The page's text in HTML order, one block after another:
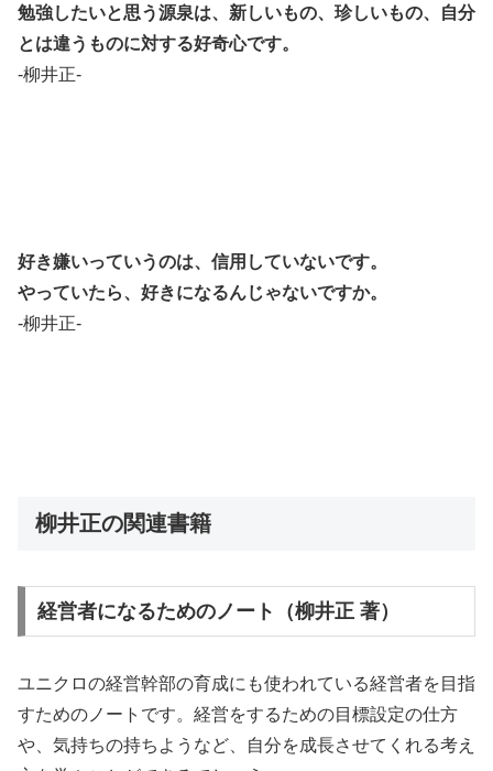
勉強したいと思う源泉は、新しいもの、珍しいもの、自分
とは違うものに対する好奇心です。
-柳井正-
好き嫌いっていうのは、信用していないです。
やっていたら、好きになるんじゃないですか。
-柳井正-
柳井正の関連書籍
経営者になるためのノート（柳井正 著）
ユニクロの経営幹部の育成にも使われている経営者を目指
すためのノートです。経営をするための目標設定の仕方
や、気持ちの持ちようなど、自分を成長させてくれる考え